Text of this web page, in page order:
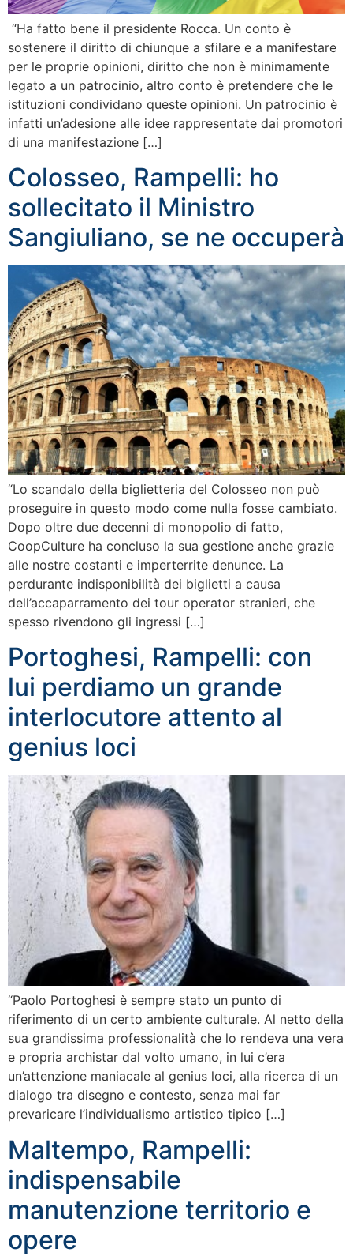
“Ha fatto bene il presidente Rocca. Un conto è
sostenere il diritto di chiunque a sfilare e a manifestare
per le proprie opinioni, diritto che non è minimamente
legato a un patrocinio, altro conto è pretendere che le
istituzioni condividano queste opinioni. Un patrocinio è
infatti un’adesione alle idee rappresentate dai promotori
di una manifestazione […]
Colosseo, Rampelli: ho
sollecitato il Ministro
Sangiuliano, se ne occuperà
“Lo scandalo della biglietteria del Colosseo non può
proseguire in questo modo come nulla fosse cambiato.
Dopo oltre due decenni di monopolio di fatto,
CoopCulture ha concluso la sua gestione anche grazie
alle nostre costanti e imperterrite denunce. La
perdurante indisponibilità dei biglietti a causa
dell’accaparramento dei tour operator stranieri, che
spesso rivendono gli ingressi […]
Portoghesi, Rampelli: con
lui perdiamo un grande
interlocutore attento al
genius loci
“Paolo Portoghesi è sempre stato un punto di
riferimento di un certo ambiente culturale. Al netto della
sua grandissima professionalità che lo rendeva una vera
e propria archistar dal volto umano, in lui c’era
un’attenzione maniacale al genius loci, alla ricerca di un
dialogo tra disegno e contesto, senza mai far
prevaricare l’individualismo artistico tipico […]
Maltempo, Rampelli:
indispensabile
manutenzione territorio e
opere